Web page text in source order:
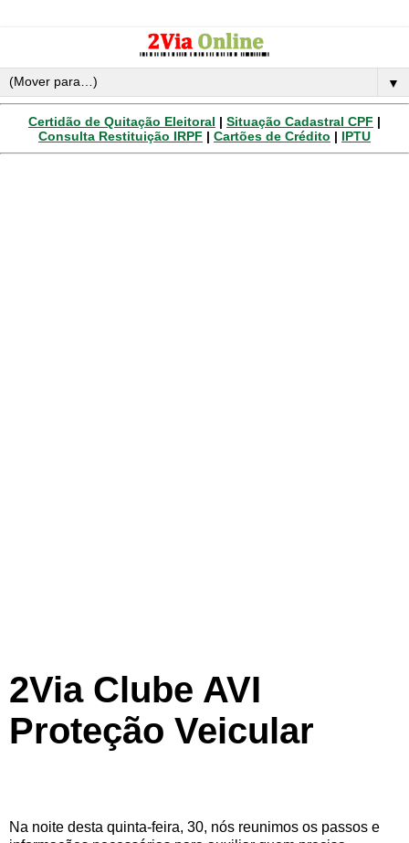
▼
Certidão de Quitação Eleitoral | Situação Cadastral CPF |
Consulta Restituição IRPF | Cartões de Crédito | IPTU
2Via Clube AVI
Proteção Veicular
Na noite desta quinta-feira, 30, nós reunimos os passos e